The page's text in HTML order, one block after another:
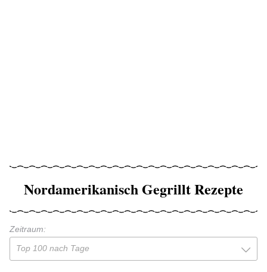
Nordamerikanisch Gegrillt Rezepte
Zeitraum:
Top 100 nach Tage